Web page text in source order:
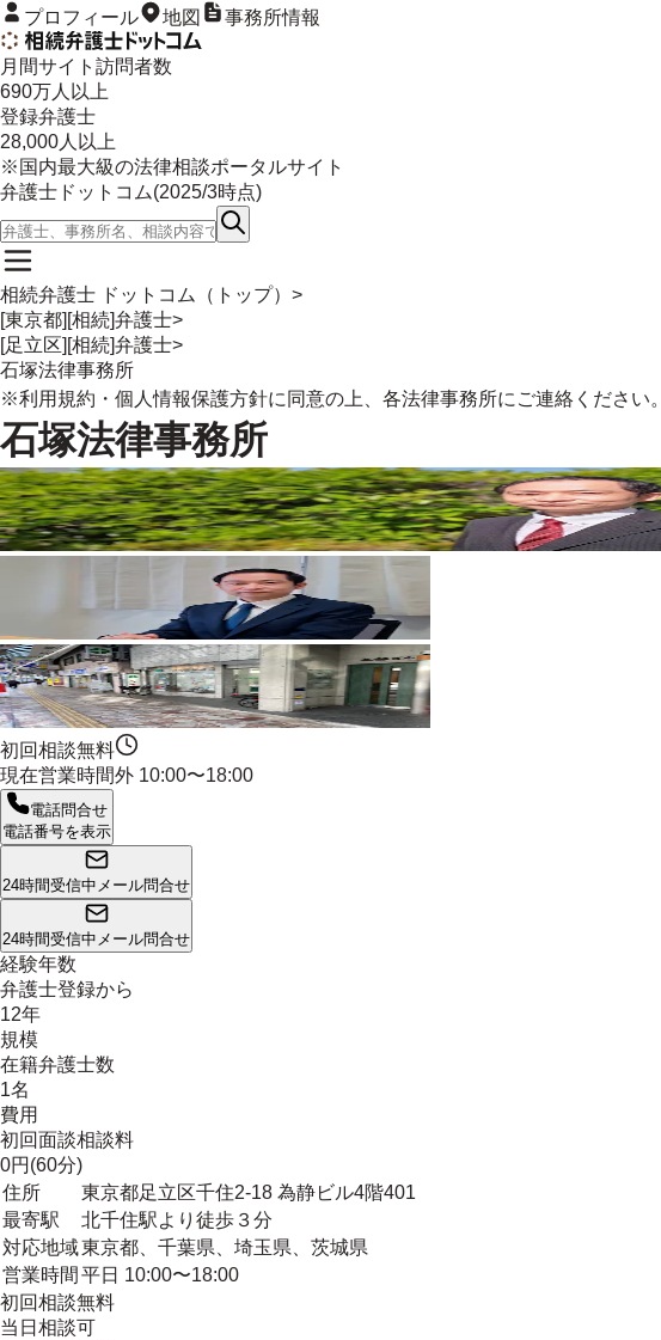
プロフィール 地図 事務所情報
月間サイト訪問者数
690万人以上
登録弁護士
28,000人以上
※国内最大級の法律相談ポータルサイト
弁護士ドットコム(2025/3時点)
相続弁護士 ドットコム（トップ） >
[東京都][相続]弁護士>
[足立区][相続]弁護士>
石塚法律事務所
※利用規約 ・ 個人情報保護方針に同意の上、各法律事務所にご連絡ください。
石塚法律事務所
初回相談無料
現在営業時間外 10:00〜18:00
電話問合せ
電話番号を表示
24時間受信中 メール問合せ
24時間受信中 メール問合せ
経験年数
弁護士登録から
12年
規模
在籍弁護士数
1名
費用
初回面談相談料
0円(60分)
住所
東京都足立区千住2-18 為静ビル4階401
最寄駅
北千住駅より徒歩３分
対応地域東京都、千葉県、埼玉県、茨城県
営業時間 平日 10:00〜18:00
初回相談無料
当日相談可